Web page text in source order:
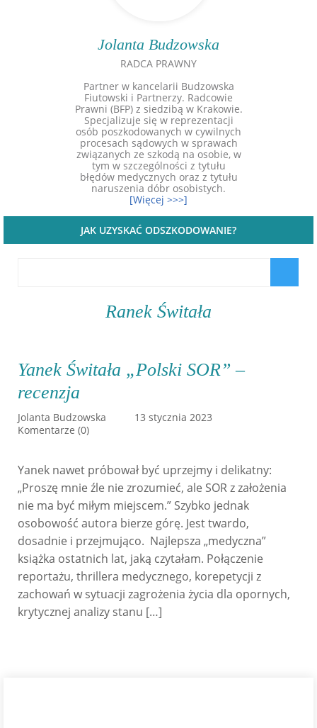
Jolanta Budzowska
RADCA PRAWNY
Partner w kancelarii Budzowska
Fiutowski i Partnerzy. Radcowie
Prawni (BFP) z siedzibą w Krakowie.
Specjalizuje się w reprezentacji
osób poszkodowanych w cywilnych
procesach sądowych w sprawach
związanych ze szkodą na osobie, w
tym w szczególności z tytułu
błędów medycznych oraz z tytułu
naruszenia dóbr osobistych.
[Więcej >>>]
JAK UZYSKAĆ ODSZKODOWANIE?
Ranek Świtała
Yanek Świtała „Polski SOR” –
recenzja
Jolanta Budzowska
13 stycznia 2023
Komentarze (0)
Yanek nawet próbował być uprzejmy i delikatny:
„Proszę mnie źle nie zrozumieć, ale SOR z założenia
nie ma być miłym miejscem.” Szybko jednak
osobowość autora bierze górę. Jest twardo,
dosadnie i przejmująco. Najlepsza „medyczna”
książka ostatnich lat, jaką czytałam. Połączenie
reportażu, thrillera medycznego, korepetycji z
zachowań w sytuacji zagrożenia życia dla opornych,
krytycznej analizy stanu […]